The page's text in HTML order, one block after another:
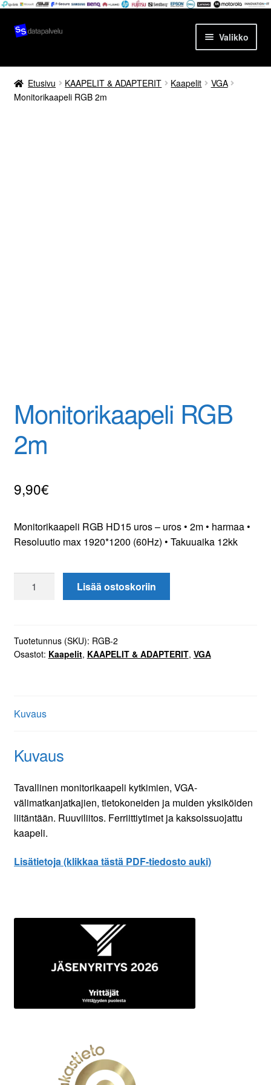
Siirry
Siirry
Valikko
Etusivu
Tuotteet
Etusivu KAAPELIT & ADAPTERIT Kaapelit
VGA
Monitorikaapeli RGB 2m
Monitorikaapeli RGB
2m
9,90€
Monitorikaapeli RGB HD15 uros – uros • 2m • harmaa •
Resoluutio max 1920*1200 (60Hz) • Takuuaika 12kk
Monitorikaapeli
RGB
Lisää ostoskoriin
Tuotetunnus (SKU): RGB-2
Osastot: Kaapelit, KAAPELIT & ADAPTERIT, VGA
Kuvaus
Kuvaus
Tavallinen monitorikaapeli kytkimien, VGA-
välimatkanjatkajien, tietokoneiden ja muiden yksiköiden
liitäntään. Ruuviliitos. Ferriittiytimet ja kaksoissuojattu
kaapeli.
Lisätietoja (klikkaa tästä PDF-tiedosto auki)